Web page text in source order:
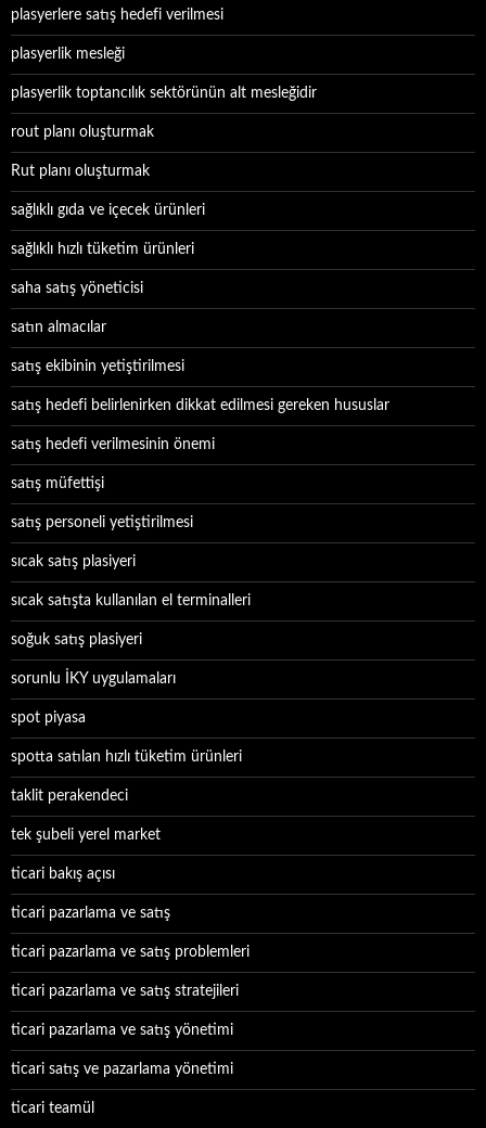
plasyerlere satış hedefi verilmesi
plasyerlik mesleği
plasyerlik toptancılık sektörünün alt mesleğidir
rout planı oluşturmak
Rut planı oluşturmak
sağlıklı gıda ve içecek ürünleri
sağlıklı hızlı tüketim ürünleri
saha satış yöneticisi
satın almacılar
satış ekibinin yetiştirilmesi
satış hedefi belirlenirken dikkat edilmesi gereken hususlar
satış hedefi verilmesinin önemi
satış müfettişi
satış personeli yetiştirilmesi
sıcak satış plasiyeri
sıcak satışta kullanılan el terminalleri
soğuk satış plasiyeri
sorunlu İKY uygulamaları
spot piyasa
spotta satılan hızlı tüketim ürünleri
taklit perakendeci
tek şubeli yerel market
ticari bakış açısı
ticari pazarlama ve satış
ticari pazarlama ve satış problemleri
ticari pazarlama ve satış stratejileri
ticari pazarlama ve satış yönetimi
ticari satış ve pazarlama yönetimi
ticari teamül